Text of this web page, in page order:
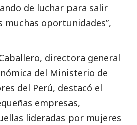
de luchar para salir
muchas oportunidades”,
directora general
del Ministerio de
del Perú, destacó el
empresas,
lideradas por mujeres